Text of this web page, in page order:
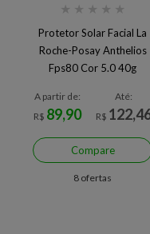
★ ★ ★ ★ ★
Protetor Solar Facial La
Roche-Posay Anthelios
Fps80 Cor 5.0 40g
A partir de:
R$ 89,90
Até:
R$
Compare
8 ofertas